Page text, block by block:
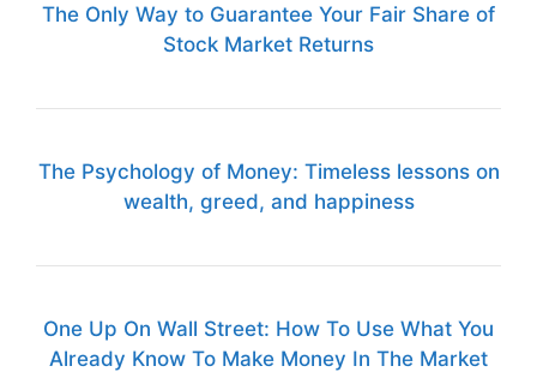
The Only Way to Guarantee Your Fair Share of
Stock Market Returns
The Psychology of Money: Timeless lessons on
wealth, greed, and happiness
One Up On Wall Street: How To Use What You
Already Know To Make Money In The Market